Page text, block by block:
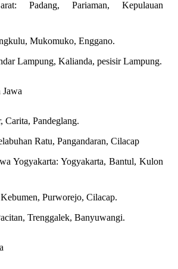
Padang, Pariaman, Kepulauan
Mukomuko, Enggano.
Lampung, Kalianda, pesisir Lampung.
Jawa
Carita, Pandeglang.
Ratu, Pangandaran, Cilacap
Yogyakarta: Yogyakarta, Bantul, Kulon
Purworejo, Cilacap.
Trenggalek, Banyuwangi.